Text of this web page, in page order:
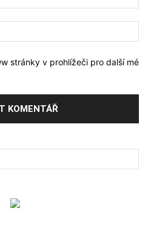
stránky v prohlížeči pro další mé